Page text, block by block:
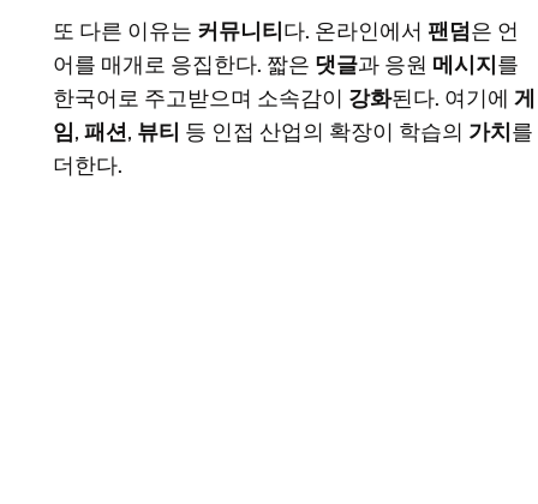
또 다른 이유는 커뮤니티 다. 온라인에서 팬덤은 언
어를 매개로 응집한다. 짧은 댓글과 응원 메시지 를
한국어로 주고받으며 소속감이 강화된다. 여기에 게
임, 패션, 뷰티 등 인접 산업의 확장이 학습의 가치 를
더한다.